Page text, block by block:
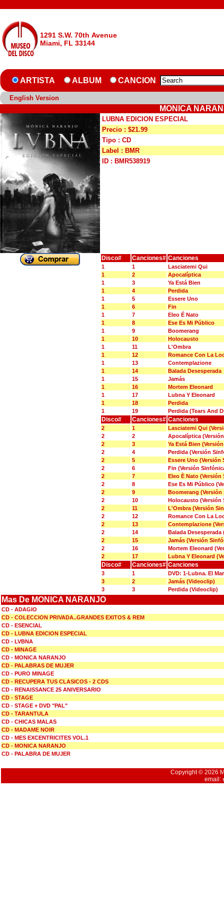
1291 S.W. 70th Avenue
Miami, FL 33144
ARTISTA ALBUM CANCION
English Version
MONICA
LUBNA EDICION ESPECIAL
Precio : $21.99
Tipo : CD
Label : BMR
ID : BMR538919
Disco# Canciones# Canciones
1 1
Lasciatemi Qui
1
2
Apocalíptica
1
3
Ya Está Bien
1
4
Perdida
1
5
Essere Uno
1
6
Fin
1
7
Eleo É Nato
1
8
Ese Es Mi Público
1
9
Boomerang
1
10
Holocausto
1
11
L'Ombra
1
12
Romance Con La
1
13
Contemplazione
1
14
Balada Desesperada
1
15
Jamás
1
16
Mortem Eleonard
1
17
Lubna Y Eleonard
1
18
Perdida
1
19 Perdida (Tears And
Disco# Canciones# Canciones
2 1
Lasciatemi Qui
2
2
Apocalíptica
2
3
Ya Está Bien
2
4
Perdida (Versión
2
5
Essere Uno (Versión
2
6
Fin (Versión
2
7
Eleo È Nato (Versión
2
8
Ese Es Mi Público
2
9
Boomerang (Versión
2
10
Holocausto (Versión
2
11
L'Ombra (Versión
2
12
Romance Con La
2
13
Contemplazione
2
14
Balada
2
15
Jamás (Versión
2
16
Mortem Eleonard
2
17 Lubna Y Eleonard
Disco# Canciones# Canciones
3 1
DVD: 1-Lubna. El
3
2
Jamás (Videoclip)
3
3 Perdida (Videoclip)
Mas De MONICA NARANJO
CD - ADAGIO
CD - COLECCION PRIVADA..GRANDES EXITOS & REM
CD - ESENCIAL
CD - LUBNA EDICION ESPECIAL
CD - LVBNA
CD - MINAGE
CD - MONICA NARANJO
CD - PALABRAS DE MUJER
CD - PURO MINAGE
CD - RECUPERA TUS CLASICOS - 2 CDS
CD - RENAISSANCE 25 ANIVERSARIO
CD - STAGE
CD - STAGE + DVD "PAL"
CD - TARANTULA
CD - CHICAS MALAS
CD - MADAME NOIR
CD - MES EXCENTRICITES VOL.1
CD - MONICA NARANJO
CD - PALABRA DE MUJER
Copyright © 2026
email: